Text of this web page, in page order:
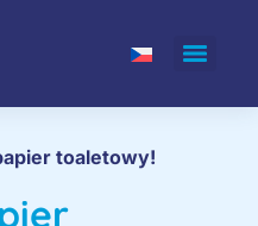
toaletowy!